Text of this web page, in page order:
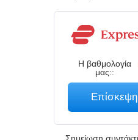
Η βαθμολογία
μας::
Επίσκεψη